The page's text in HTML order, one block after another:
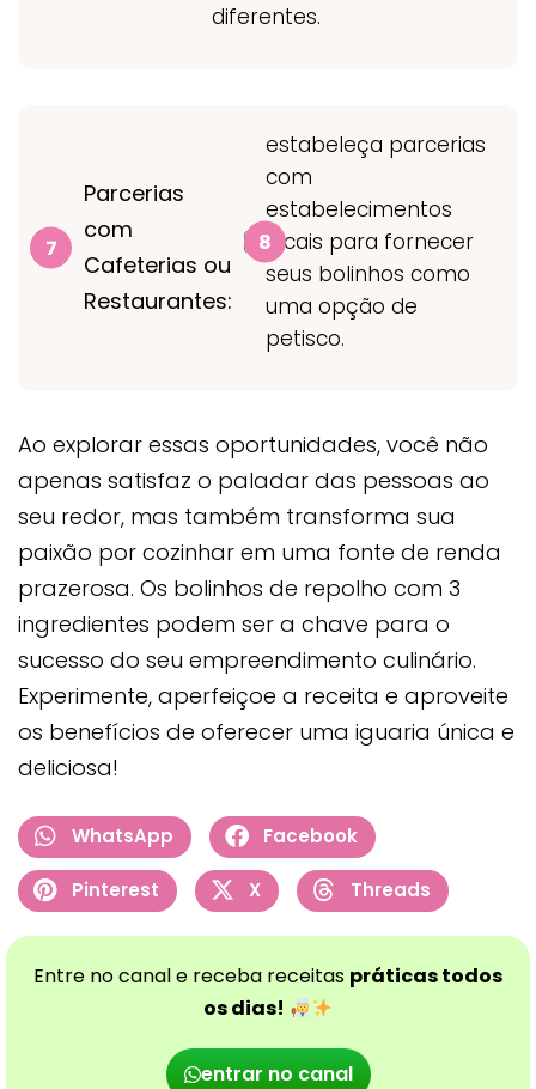
diferentes.
Parcerias
com
Cafeterias ou
Restaurantes:
estabeleça parcerias
com
estabelecimentos
locais para fornecer
seus bolinhos como
uma opção de
petisco.
Ao explorar essas oportunidades, você não
apenas satisfaz o paladar das pessoas ao
seu redor, mas também transforma sua
paixão por cozinhar em uma fonte de renda
prazerosa. Os bolinhos de repolho com 3
ingredientes podem ser a chave para o
sucesso do seu empreendimento culinário.
Experimente, aperfeiçoe a receita e aproveite
os benefícios de oferecer uma iguaria única e
deliciosa!
WhatsApp Facebook
Pinterest X Threads
Entre no canal e receba receitas práticas todos
os dias!
entrar no canal